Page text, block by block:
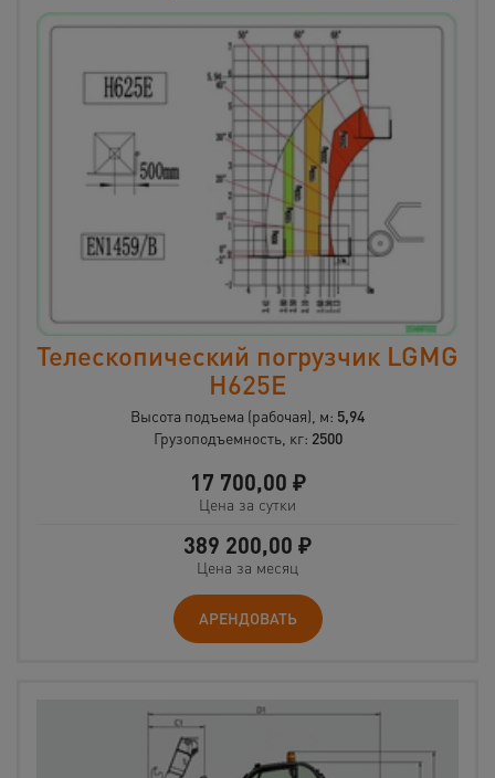
Телескопический погрузчик LGMG
H625E
Высота подъема (рабочая), м: 5,94
Грузоподъемность, кг: 2500
17 700,00 ₽
Цена за сутки
389 200,00 ₽
Цена за месяц
АРЕНДОВАТЬ